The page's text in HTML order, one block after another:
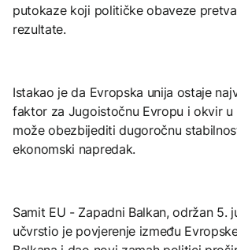
putokaze koji političke obaveze
rezultate.
Istakao je da Evropska unija ostaje
faktor za Jugoistočnu Evropu i okvir u
može obezbijediti dugoročnu
ekonomski napredak.
Samit EU - Zapadni Balkan, održan 5.
učvrstio je povjerenje između